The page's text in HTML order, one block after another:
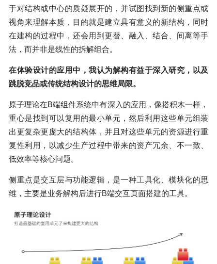
于对结构或中心的质疑展开的，并试图找到新的侧重点或
视角来理解本质，目的就是建立具有意义的新结构，同时
在建构的过程中，还会用到更替、融入、结合、间离等手
法，而并非是线性的拆解组合。
在体验设计的应用中，我认为解构有益于深入研究，以及
跳脱竞品或传统结构设计的思维局限。
原子理论在B端组件系统中有深入的应用，像搭积木一样，
重心是找到可以复用的最小单元，然后利用这些单元组装
出更复杂更庞大的结构体，并且对这些单元的资源进行重
复性利用，以减少生产过程中带来的资产冗余、不一致、
低效率等核心问题。
侧重点是交互层与功能逻辑，是一种工具化、模块化的思
维，主要是业务解构后进行B端交互页面搭建的工具。